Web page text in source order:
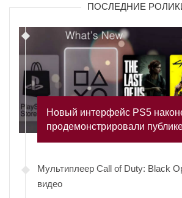
ПОСЛЕДНИЕ
Новый интерфейс PS5
продемонстрировали
Мультиплеер Call of Duty: Black
видео